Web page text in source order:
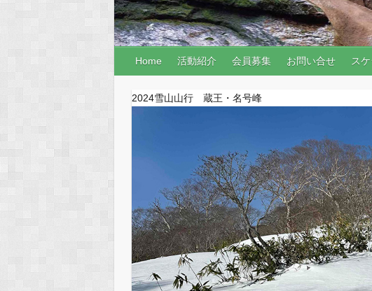
Home 活動紹介 会員募集 お問い合せ ス
2024雪山山行 蔵王・名号峰